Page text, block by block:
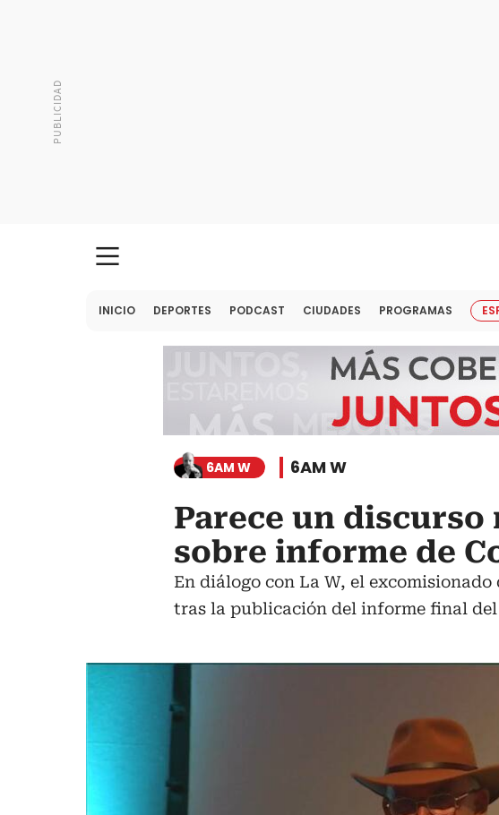
INICIO DEPORTES PODCAST CIUDADES PROGRAMAS
6AM W 6AM W
Parece un
sobre informe de
En diálogo con La W, el
tras la publicación del informe final